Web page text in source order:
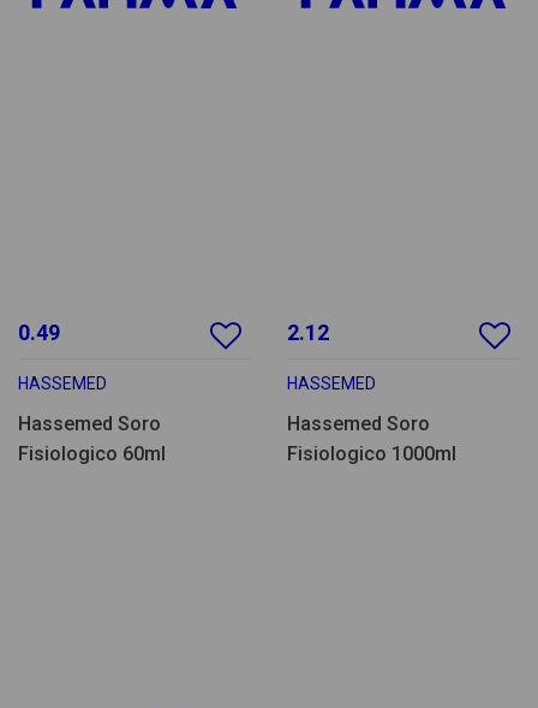
0.49
HASSEMED
Hassemed Soro
Fisiologico 60ml
2.12
HASSEMED
Hassemed Soro
Fisiologico 1000ml